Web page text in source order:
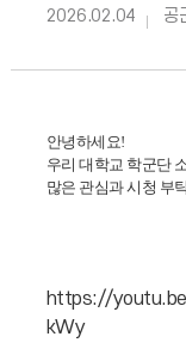
2026.02.04 공
안녕하세요!
우리 대학교 학군단
많은 관심과 시청 부
https://
kWy